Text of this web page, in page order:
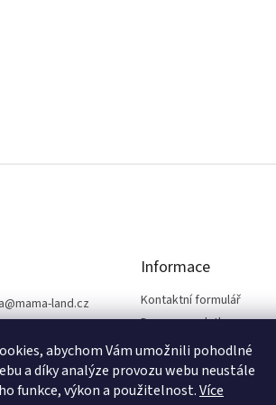
abychom Vám umožnili pohodlné
a díky analýze provozu webu neustále
funkce, výkon a použitelnost.Více
@mama-land.cz
Informace
Kontaktní formulář
Doprava a platba
Obchodní podmínky
Ochrana osobních údajů
Reklamace a vrácení zboží